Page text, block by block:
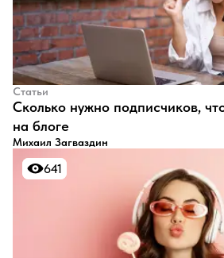
Статьи
​Сколько нужно подписчиков,
на блоге
Михаил Загваздин
641
641